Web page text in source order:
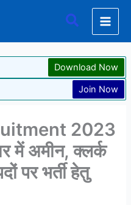
Search
Download Now
Join Now
2023
में अमीन, क्लर्क
पर भर्ती हेतु